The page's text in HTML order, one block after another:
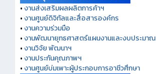
•งานส่งเสริมผลผลิตการค้าฯ
•งานศูนย์ดิจิทัลและสื่อสารองค์กร
•งานความร่วมมือ
•งานพัฒนายุทธศาสตร์แผนงานและงบประมาณ
•งานวิจัย พัฒนาฯ
•งานประกันคุณภาพฯ
•งานศูนย์บ่มเพาะผู้ประกอบการอาชีวศึกษา